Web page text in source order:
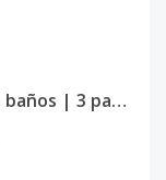
Apartamento 3 habitaciones | 2.5 baños | 3 parqueos | Hispanoamericana